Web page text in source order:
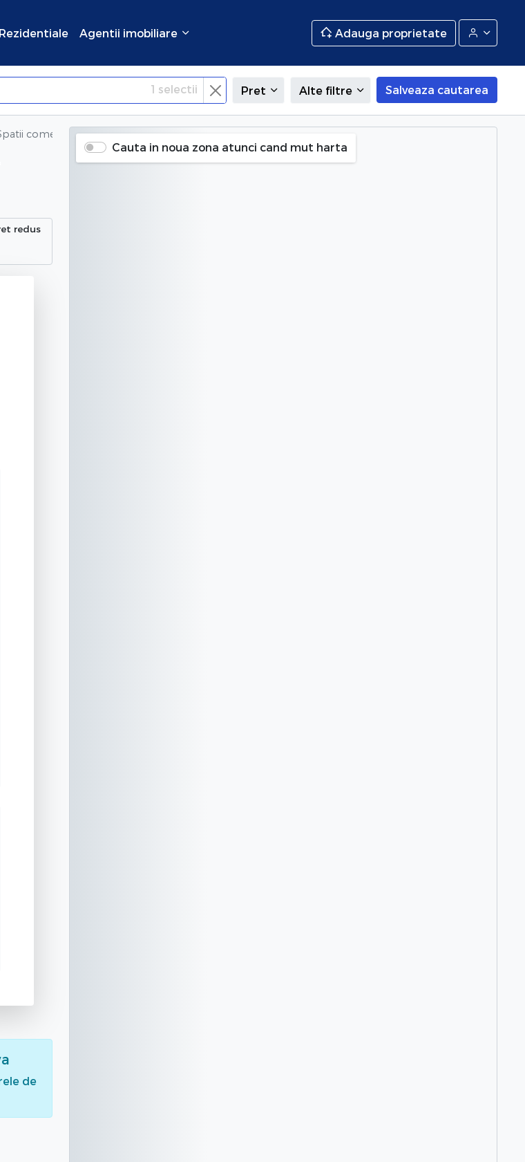
Agentii imobiliare Adauga proprietate
1 selectii Pret Alte filtre Salveaza cautarea
comerciale inchiriate in Teisani, Prahova
redus
de
Cauta in noua zona atunci cand mut harta